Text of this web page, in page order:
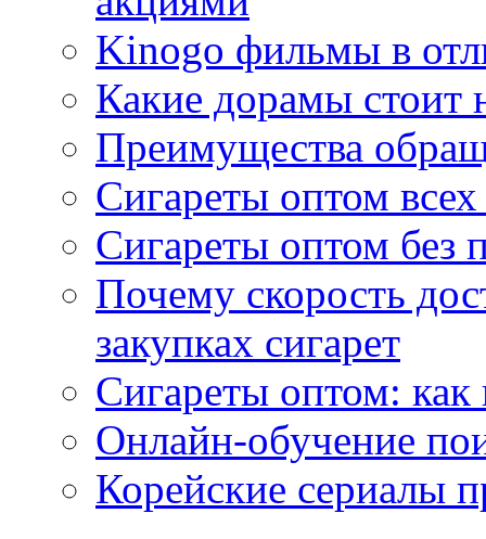
Kinogo фильмы в
Какие дорамы стоит
Преимущества
Сигареты оптом
Сигареты оптом без
Почему скорость
закупках сигарет
Сигареты оптом:
Онлайн-обучение
Корейские сериалы